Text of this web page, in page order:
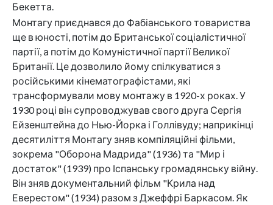
Бекетта.
Монтагу приєднався до Фабіанського товариства
ще в юності, потім до Британської соціалістичної
партії, а потім до Комуністичної партії Великої
Британії. Це дозволило йому спілкуватися з
російськими кінематографістами, які
трансформували мову монтажу в 1920-х роках. У
1930 році він супроводжував свого друга Сергія
Ейзенштейна до Нью-Йорка і Голлівуду; наприкінці
десятиліття Монтагу зняв компіляційні фільми,
зокрема "Оборона Мадрида" (1936) та "Мир і
достаток" (1939) про Іспанську громадянську війну.
Він зняв документальний фільм "Крила над
Еверестом" (1934) разом з Джеффрі Баркасом. Як